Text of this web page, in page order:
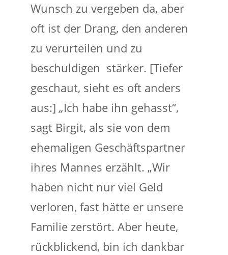
Wunsch zu vergeben da, aber
oft ist der Drang, den anderen
zu verurteilen und zu
beschuldigen stärker. [Tiefer
geschaut, sieht es oft anders
aus:] „Ich habe ihn gehasst“,
sagt Birgit, als sie von dem
ehemaligen Geschäftspartner
ihres Mannes erzählt. „Wir
haben nicht nur viel Geld
verloren, fast hätte er unsere
Familie zerstört. Aber heute,
rückblickend, bin ich dankbar